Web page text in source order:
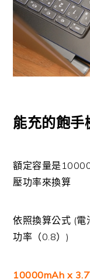
能充的飽手
額定容量是
壓功率來換算
依照換算公式 (
功率（0.8）)
10000mAh x